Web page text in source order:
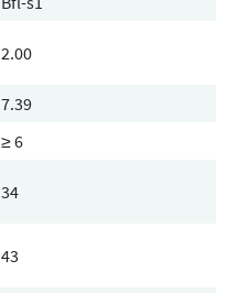
2.00
7.39
≥ 6
34
43